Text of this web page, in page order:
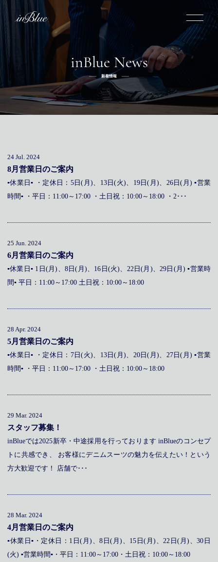
inBlueについて
inBlueの強み ヒストリー
オーダー方法
取扱方法
リボーン
ニュース インタビュー
採用情報
代表メッセージ
inBlue News
新着情報
24 Jul. 2024
8月営業日のご案内
▪休業日▪ ・定休日：5日(月)、13日(火)、19日(月)、26日(月) ▪営業
時間▪ ・平日：11:00～17:00 ・土日祝：10:00～18:00 ・2･･･
25 Jun. 2024
6月営業日のご案内
▪休業日▪ 1日(月)、8日(月)、16日(火)、22日(月)、29日(月) ▪営業時
間▪ 平日：11:00～17:00 土日祝：10:00～18:00
28 Apr. 2024
5月営業日のご案内
▪休業日▪ ・定休日：7日(火)、13日(月)、20日(月)、27日(月) ▪営業
時間▪ ・平日：11:00～17:00 ・土日祝：10:00～18:00
29 Mar. 2024
スタッフ募集！
inBlueでは2025新卒・中途採用を行っております inBlueのコンセプ
トに共感でき、 お客様にデニムスーツの魅力を伝えたい！という
方大歓迎です！ 店舗で･･･
28 Mar. 2024
4月営業日のご案内
▪休業日▪・定休日：1日(月)、8日(月)、15日(月)、22日(月)、30日
(火) ▪営業時間▪・平日：11:00～17:00・土日祝：10:00～18:00